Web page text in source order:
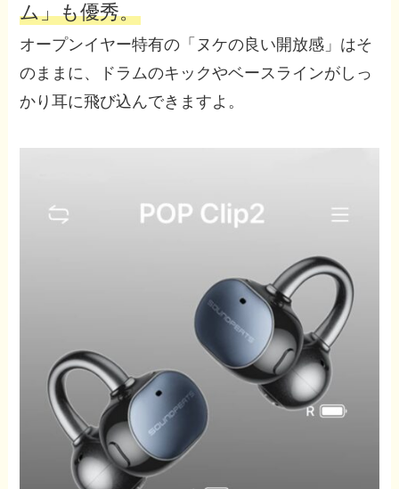
ム」も優秀。
オープンイヤー特有の「ヌケの良い開放感」はそ
のままに、ドラムのキックやベースラインがしっ
かり耳に飛び込んできますよ。